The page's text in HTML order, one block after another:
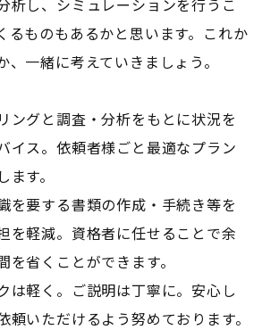
るものもあるかと思います。これか
、一緒に考えていきましょう。
ングと調査・分析をもとに状況を
イス。依頼者様ごと最適なプラン
す。
を要する書類の作成・手続き等を
を軽減。資格者に任せることで余
を省くことができます。
は軽く。ご説明は丁寧に。安心し
頼いただけるよう努めております。